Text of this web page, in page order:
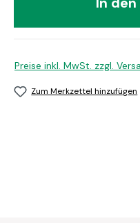
Preise inkl. MwSt. zzgl.
Zum Merkzettel hinzufügen